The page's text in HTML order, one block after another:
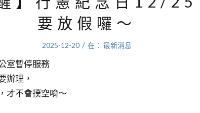
要放假囉～
2025-12-20 / 在： 最新消息
室暫停服務
辦理，
才不會撲空唷～